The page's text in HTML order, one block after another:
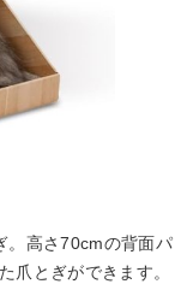
。高さ70cmの背面パ
爪とぎができます。